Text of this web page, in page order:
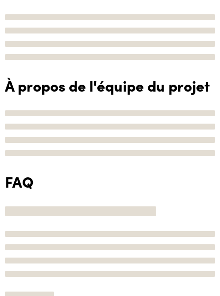
À propos de l'équipe du projet
FAQ